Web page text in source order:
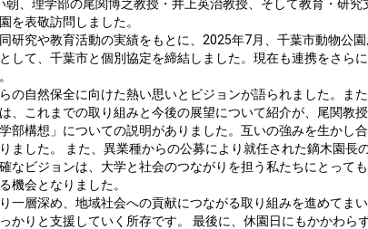
、理学部の尾関博之教授・井上英治教授、そして教育・研究
を表敬訪問しました。
研究や教育活動の実績をもとに、2025年7月、千葉市動物公
して、千葉市と個別協定を締結しました。現在も連携をさらに
の自然保全に向けた熱い思いとビジョンが語られました。ま
、これまでの取り組みと今後の展望について紹介が、尾関教
部構想」についての説明がありました。互いの強みを生かし
ました。 また、異業種からの公募により就任された鏑木園長
なビジョンは、大学と社会のつながりを担う私たちにとって
機会となりました。
一層深め、地域社会への貢献につながる取り組みを進めてま
かりと支援していく所存です。 最後に、休園日にもかかわら